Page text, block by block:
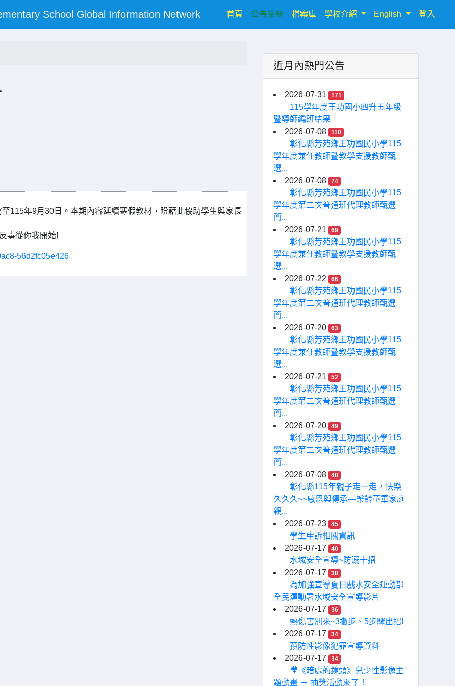
School Global Information Network 首頁(current)
公告系統 檔案庫 學校介紹 English 登入
115年9月30日。本期內容延續寒假教材，盼藉此協助學生與家長
毒從你我開始!
56d2fc05e426
近月內熱門公告
2026-07-31 171
115學年度王功國小四升五年級
暨導師編班結果
2026-07-08
110
彰化縣芳苑鄉王功國民小學115
學年度兼任教師暨教學支援教師甄
選...
2026-07-08
74
彰化縣芳苑鄉王功國民小學115
學年度第二次普通班代理教師甄選
簡...
2026-07-21
69
彰化縣芳苑鄉王功國民小學115
學年度兼任教師暨教學支援教師甄
選...
2026-07-22
66
彰化縣芳苑鄉王功國民小學115
學年度第二次普通班代理教師甄選
簡...
2026-07-20
63
彰化縣芳苑鄉王功國民小學115
學年度兼任教師暨教學支援教師甄
選...
2026-07-21
52
彰化縣芳苑鄉王功國民小學115
學年度第二次普通班代理教師甄選
簡...
2026-07-20
49
彰化縣芳苑鄉王功國民小學115
學年度第二次普通班代理教師甄選
簡...
2026-07-08
48
彰化縣115年親子走一走，快樂
久久久~~感恩與傳承—樂齡童軍家庭
親...
2026-07-23
45
學生申訴相關資訊
2026-07-17
40
水域安全宣導~防溺十招
2026-07-17
38
為加強宣導夏日戲水安全運動部
全民運動署水域安全宣導影片
2026-07-17
36
熱傷害別來~3撇步、5步驟出招!
2026-07-17
34
預防性影像犯罪宣導資料
2026-07-17
34
🎥《暗處的鏡頭》兒少性影像主
題動畫 － 抽獎活動來了！